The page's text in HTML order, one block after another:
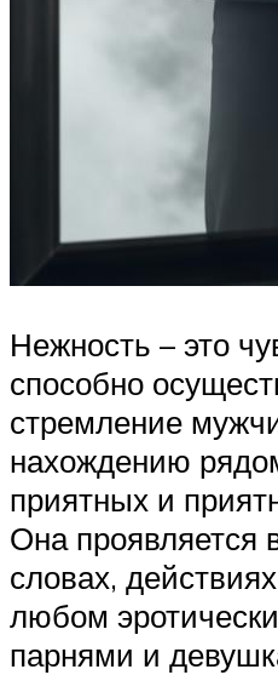
Нежность – это
способно
стремление
нахождению
приятных и
Она проявляется
словах,
любом
парнями и